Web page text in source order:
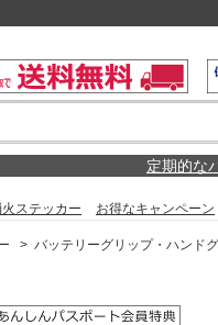
定期的な
ステッカー お得なキャンペーン
> バッテリーグリップ・ハンド